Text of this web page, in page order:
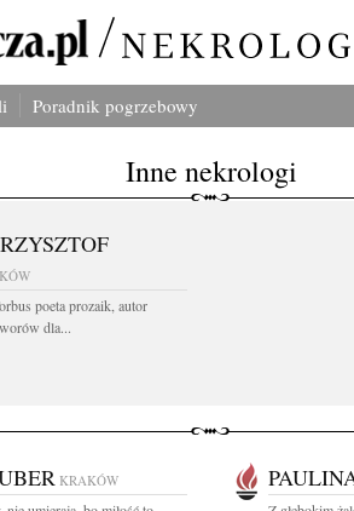
Poradnik pogrzebowy
Inne nekrologi
poeta prozaik, autor
dla...
KRAKÓW